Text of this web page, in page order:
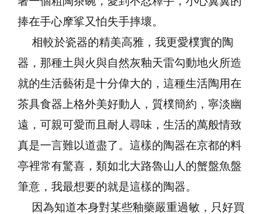
捧在手心摩挲又怕失手摔壞。
相較於瓷器的精美高雅，我更愛樸實的陶
器，那種土與火與自然灰釉天雷勾動地火所造
就的生活藝術是十分偉大的，這種生活陶用在
茶具食器上格外美好動人，質樸簡約，寧淡幽
遠，可親可愛而且耐人尋味，生活的萬般情致
真是一言難以道盡了。這樣的陶器在京都的料
亭裡常有驚喜，類如北大路魯山人的蟹盤魚盤
筆意，我最想要的就是這樣的陶器。
因為知道本身對某些釉藥嚴重過敏，只好買